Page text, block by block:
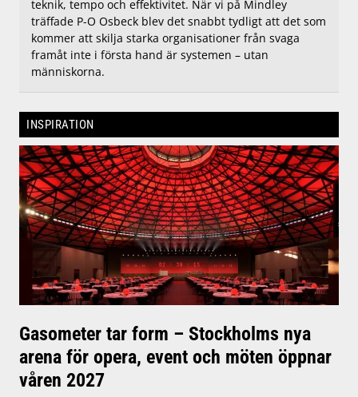
teknik, tempo och effektivitet. När vi på Mindley
träffade P-O Osbeck blev det snabbt tydligt att det som
kommer att skilja starka organisationer från svaga
framåt inte i första hand är systemen – utan
människorna.
INSPIRATION
Gasometer tar form – Stockholms nya
arena för opera, event och möten öppnar
våren 2027